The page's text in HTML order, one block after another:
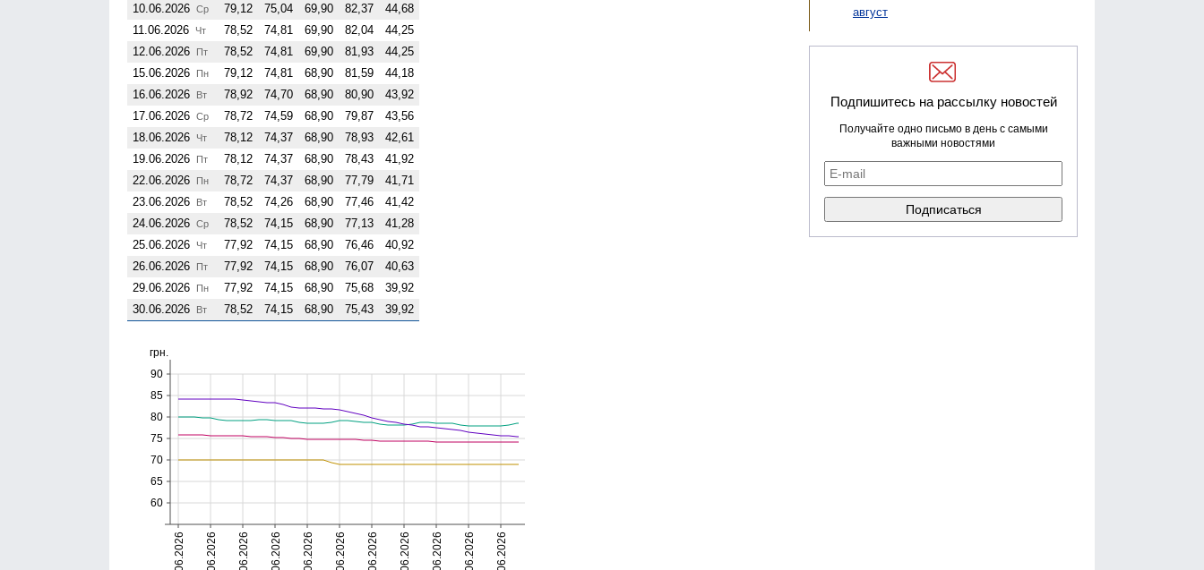
10.06.2026 Ср 79,12 75,04 69,90 82,37
44,68
11.06.2026
Чт 78,52 74,81 69,90 82,04
44,25
12.06.2026
Пт 78,52 74,81 69,90 81,93
44,25
15.06.2026
Пн 79,12 74,81 68,90 81,59
44,18
16.06.2026
Вт 78,92 74,70 68,90 80,90
43,92
17.06.2026 Ср 78,72 74,59 68,90 79,87
43,56
18.06.2026
Чт 78,12 74,37 68,90 78,93
42,61
19.06.2026
Пт 78,12 74,37 68,90 78,43
41,92
22.06.2026
Пн 78,72 74,37 68,90 77,79
41,71
23.06.2026
Вт 78,52 74,26 68,90 77,46
41,42
24.06.2026 Ср 78,52 74,15 68,90 77,13
41,28
25.06.2026
Чт 77,92 74,15 68,90 76,46
40,92
26.06.2026
Пт 77,92 74,15 68,90 76,07
40,63
29.06.2026
Пн 77,92 74,15 68,90 75,68
39,92
30.06.2026
Вт 78,52 74,15 68,90 75,43 39,92
август
Подпишитесь на рассылку новостей
Получайте одно письмо в день с самыми
важными новостями